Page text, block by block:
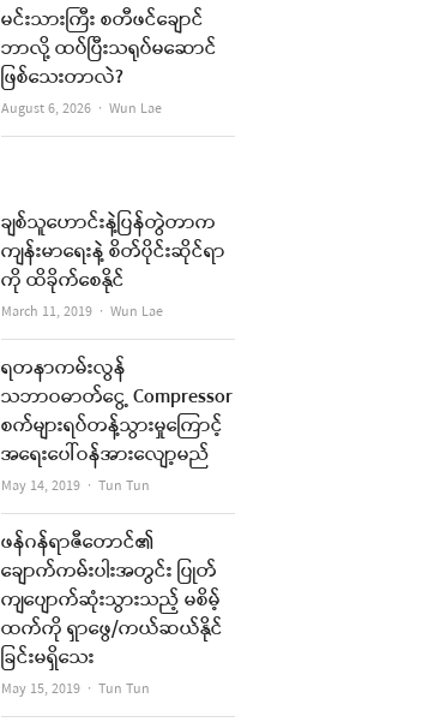
မင်းသားကြီး စတီဖင်ချောင်
ဘာလို့ ထပ်ပြီးသရုပ်မဆောင်
ဖြစ်သေးတာလဲ?
August 6, 2026 Author
Wun Lae
ချစ်သူဟောင်းနဲ့ပြန်တွဲတာက
ကျန်းမာရေးနဲ့ စိတ်ပိုင်းဆိုင်ရာ
ကို ထိခိုက်စေနိုင်
March 11, 2019 Author
Wun Lae
ရတနာကမ်းလွန်
သဘာဝဓာတ်ငွေ့ Compressor
စက်များရပ်တန့်သွားမှုကြောင့်
အရေးပေါ်ဝန်အားလျော့မည်
May 14, 2019 Author
Tun Tun
ဖန်ဂန်ရာဇီတောင်၏
ချောက်ကမ်းပါးအတွင်း ပြုတ်
ကျပျောက်ဆုံးသွားသည့် မစိမ့်
ထက်ကို ရှာဖွေ/ကယ်ဆယ်နိုင်
ခြင်းမရှိသေး
May 15, 2019 Author
Tun Tun